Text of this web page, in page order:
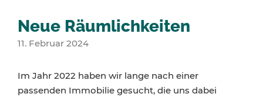
Neue Räumlichkeiten
11. Februar 2024
Im Jahr 2022 haben wir lange nach einer
passenden Immobilie gesucht, die uns dabei